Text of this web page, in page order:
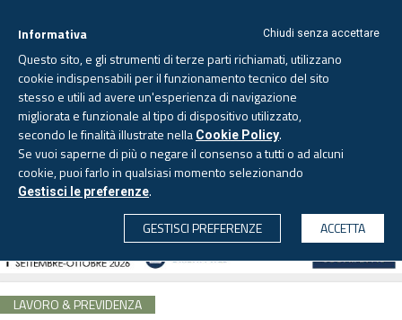
CERCA
Sabato, 8 agosto 2026 - Aggiornato alle 6.00
LAVORO & PREVIDENZA
Chiudi senza accettare
Informativa
Questo sito, e gli strumenti di terze parti richiamati, utilizzano
cookie indispensabili per il funzionamento tecnico del sito
stesso e utili ad avere un'esperienza di navigazione
migliorata e funzionale al tipo di dispositivo utilizzato,
secondo le finalità illustrate nella Cookie Policy.
Se vuoi saperne di più o negare il consenso a tutti o ad alcuni
cookie, puoi farlo in qualsiasi momento selezionando
Gestisci le preferenze.
GESTISCI PREFERENZE
ACCETTA